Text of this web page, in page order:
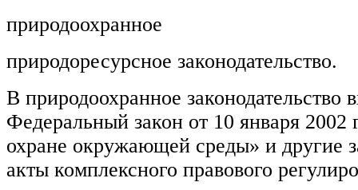
природоохранное
природоресурсное законодательство.
В природоохранное законодательство
Федеральный закон от 10 января
охране окружающей среды» и другие
акты комплексного правового